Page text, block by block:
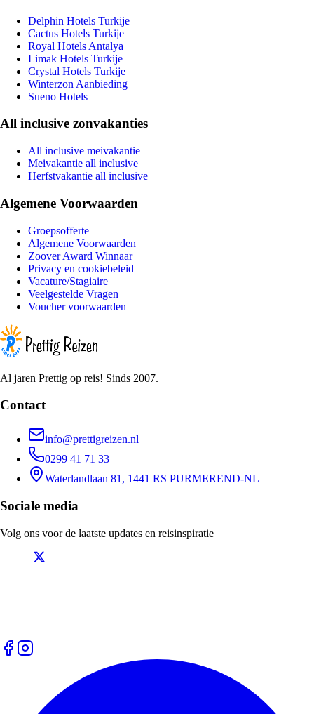
Delphin Hotels Turkije
Cactus Hotels Turkije
Royal Hotels Antalya
Limak Hotels Turkije
Crystal Hotels Turkije
Winterzon Aanbieding
Sueno Hotels
All inclusive zonvakanties
All inclusive meivakantie
Meivakantie all inclusive
Herfstvakantie all inclusive
Algemene Voorwaarden
Groepsofferte
Algemene Voorwaarden
Zoover Award Winnaar
Privacy en cookiebeleid
Vacature/Stagiaire
Veelgestelde Vragen
Voucher voorwaarden
Al jaren Prettig op reis! Sinds 2007.
Contact
info@prettigreizen.nl
0299 41 71 33
Waterlandlaan 81, 1441 RS PURMEREND-NL
Sociale media
Volg ons voor de laatste updates en reisinspiratie